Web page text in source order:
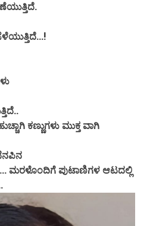
ಕಣ್ಣುಗಳು ಮುಕ್ತ ವಾಗಿ
ಮರಳೊಂದಿಗೆ ಪುಟಾಣಿಗಳ ಆಟದಲ್ಲಿ